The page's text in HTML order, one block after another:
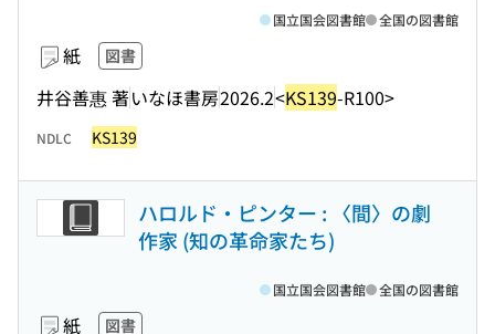
紙 図書
井谷善惠 著いなほ書房2026.2<KS139-R100>
国立国会図書館 全国の図書館
NDLC KS139
ハロルド・ピンター : 〈間〉の劇
作家 (知の革命家たち)
紙 図書
国立国会図書館 全国の図書館